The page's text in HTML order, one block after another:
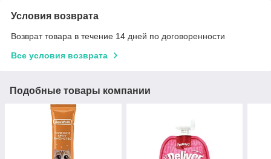
Условия возврата
Возврат товара в течение 14 дней по договоренности
Все условия возврата
Подобные товары компании